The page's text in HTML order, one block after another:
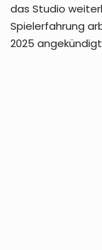
das Studio
Spielerfahrung
2025